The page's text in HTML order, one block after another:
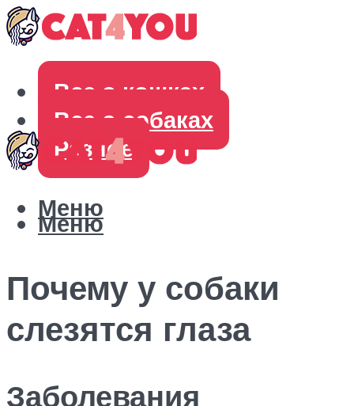
Все о кошках
Все о собаках
Разное
Меню
Меню
Почему у собаки
слезятся глаза
Заболевания